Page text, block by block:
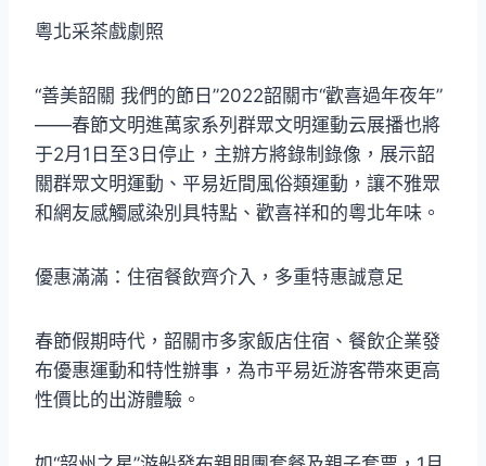
粵北采茶戲劇照
“善美韶關 我們的節日”2022韶關市“歡喜過年夜年”
——春節文明進萬家系列群眾文明運動云展播也將
于2月1日至3日停止，主辦方將錄制錄像，展示韶
關群眾文明運動、平易近間風俗類運動，讓不雅眾
和網友感觸感染別具特點、歡喜祥和的粵北年味。
優惠滿滿：住宿餐飲齊介入，多重特惠誠意足
春節假期時代，韶關市多家飯店住宿、餐飲企業發
布優惠運動和特性辦事，為市平易近游客帶來更高
性價比的出游體驗。